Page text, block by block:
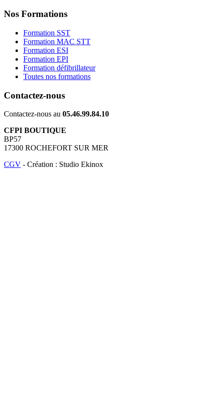
Nos Formations
Formation SST
Formation MAC STT
Formation ESI
Formation EPI
Formation défibrillateur
Toutes nos formations
Contactez-nous
Contactez-nous au 05.46.99.84.10
CFPI BOUTIQUE
BP57
17300 ROCHEFORT SUR MER
CGV - Création : Studio Ekinox